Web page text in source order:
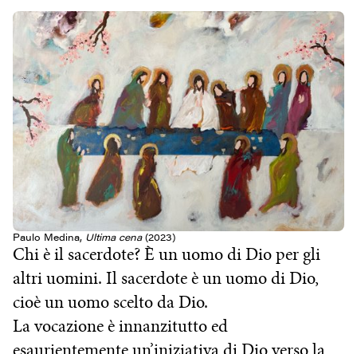
Paulo Medina, Ultima cena(2023)
Chi è il sacerdote? È un uomo di Dio per gli
altri uomini. Il sacerdote è un uomo di Dio,
cioè un uomo scelto da Dio.
La vocazione è innanzitutto ed